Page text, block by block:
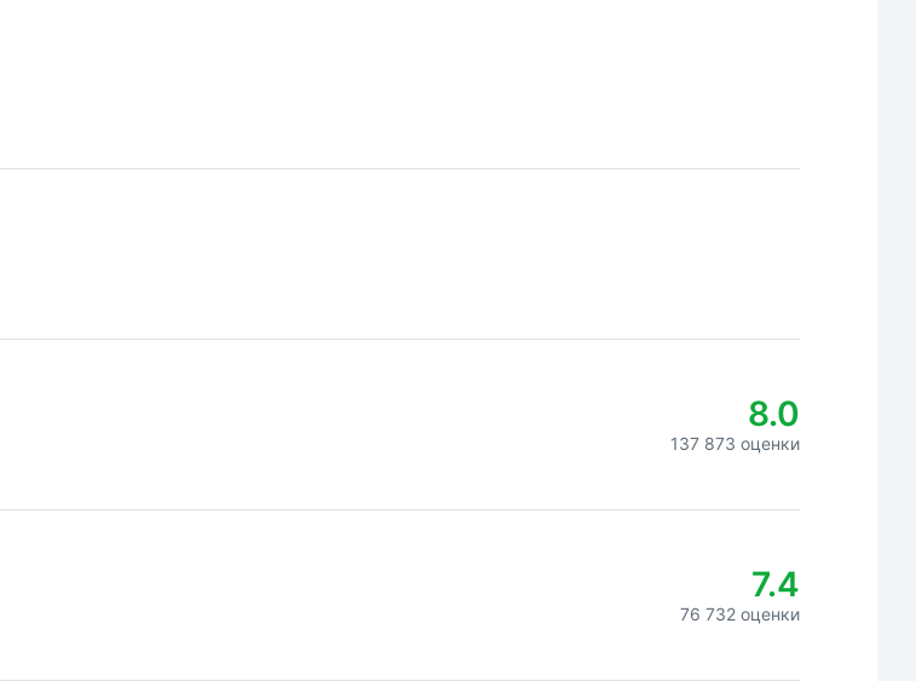
8.0
137 873 оценки
7.4
76 732 оценки